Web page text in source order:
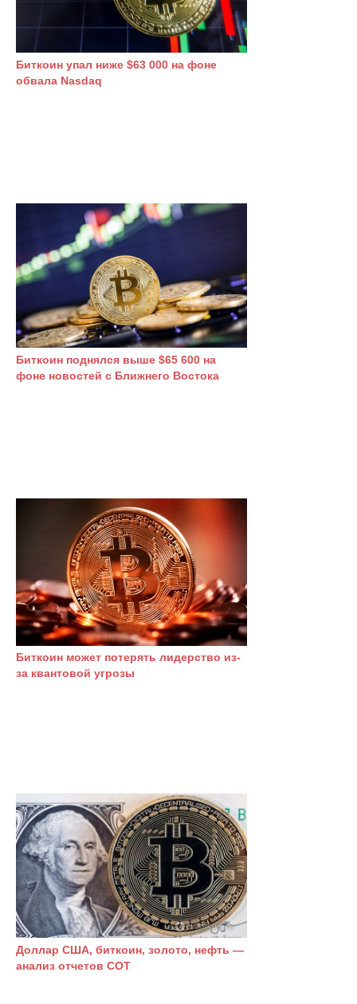
Биткоин упал ниже $63 000 на фоне
обвала Nasdaq
Биткоин поднялся выше $65 600 на
фоне новостей с Ближнего Востока
Биткоин может потерять лидерство из-
за квантовой угрозы
Доллар США, биткоин, золото, нефть —
анализ отчетов СОТ